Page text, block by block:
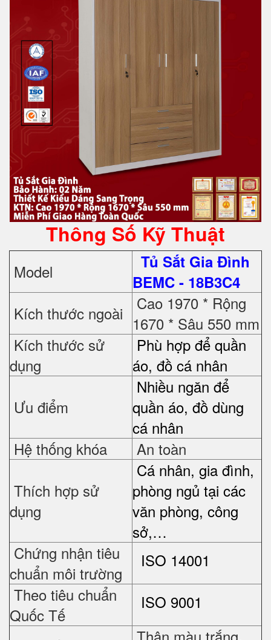
Thông Số Kỹ Thuật
Model
Tủ Sắt Gia Đình
BEMC - 18B3C4
Kích thước ngoài
Cao 1970 * Rộng
1670 * Sâu 550 mm
Kích thước sử
dụng
Phù hợp để quần
áo, đồ cá nhân
Ưu điểm
Nhiều ngăn để
quần áo, đồ dùng
cá nhân
Hệ thống khóa
An toàn
Thích hợp sử
dụng
Cá nhân, gia đình,
phòng ngủ tại các
văn phòng, công
sở,…
Chứng nhận tiêu
chuẩn môi trường
ISO 14001
Theo tiêu chuẩn
Quốc Tế
ISO 9001
Thân màu trắng,